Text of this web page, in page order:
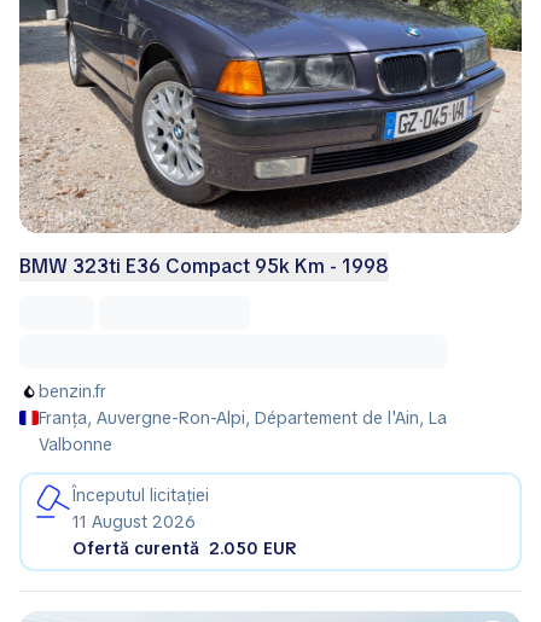
BMW 323ti E36 Compact 95k Km - 1998
benzin.fr
Franța, Auvergne-Ron-Alpi, Département de l'Ain, La
Valbonne
Începutul licitației
11 August 2026
Ofertă curentă 2.050 EUR